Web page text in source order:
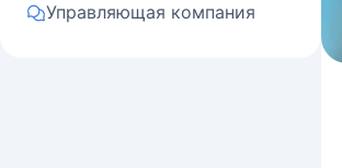
Управляющая компания